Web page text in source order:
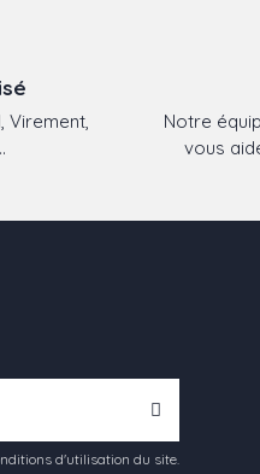
Virement,
Notre
vous
d'utilisation du site.